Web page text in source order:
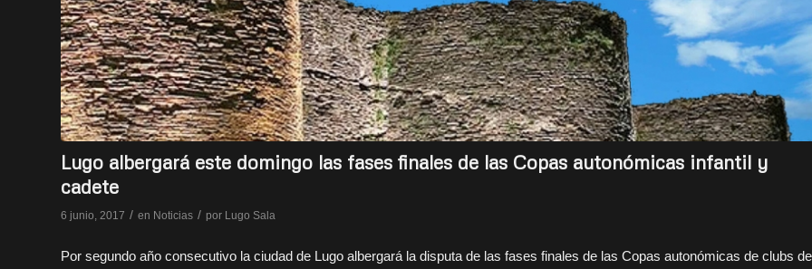
Lugo albergará este domingo las fases finales de las Copas autonómicas infantil y
cadete
6 junio, 2017 / en Noticias / por Lugo Sala
Por segundo año consecutivo la ciudad de Lugo albergará la disputa de las fases finales de las Copas autonómicas de clubs de